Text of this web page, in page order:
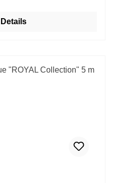
Details